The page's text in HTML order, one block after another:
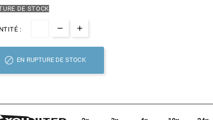
DE STOCK
:
 EN RUPTURE DE STOCK